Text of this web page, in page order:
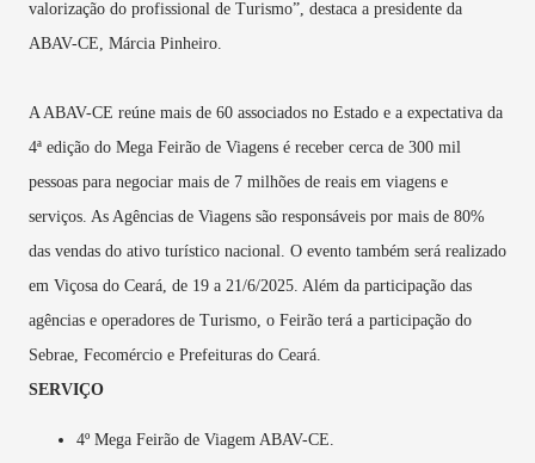
valorização do profissional de Turismo”, destaca a presidente da
ABAV-CE, Márcia Pinheiro.
A ABAV-CE reúne mais de 60 associados no Estado e a expectativa da
4ª edição do Mega Feirão de Viagens é receber cerca de 300 mil
pessoas para negociar mais de 7 milhões de reais em viagens e
serviços. As Agências de Viagens são responsáveis por mais de 80%
das vendas do ativo turístico nacional. O evento também será realizado
em Viçosa do Ceará, de 19 a 21/6/2025. Além da participação das
agências e operadores de Turismo, o Feirão terá a participação do
Sebrae, Fecomércio e Prefeituras do Ceará.
SERVIÇO
4º Mega Feirão de Viagem ABAV-CE.